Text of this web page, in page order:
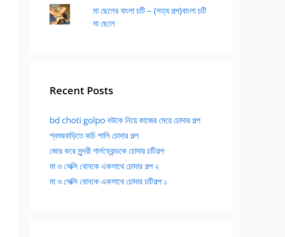
মা ছেলের বাংলা চটি – (সত্য গল্প)বাংলা চটি
মা ছেলে
Recent Posts
bd choti golpo বউকে নিয়ে কাজের মেয়ে চোদার গল্প
শ্বশুরবাড়িতে কচি শালি চোদার গল্প
জোর করে সুন্দরী গার্লফ্রেন্ডকে চোদার চটিগল্প
মা ও সেক্সি বোনকে একসাথে চোদার গল্প ২
মা ও সেক্সি বোনকে একসাথে চোদার চটিগল্প ১